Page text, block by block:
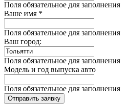
Поля обязательное для заполнения
Ваше имя *
Поля обязательное для заполнения
Ваш город:
Поля обязательное для заполнения
Модель и год выпуска авто
Поля обязательное для заполнения
Отправить заявку